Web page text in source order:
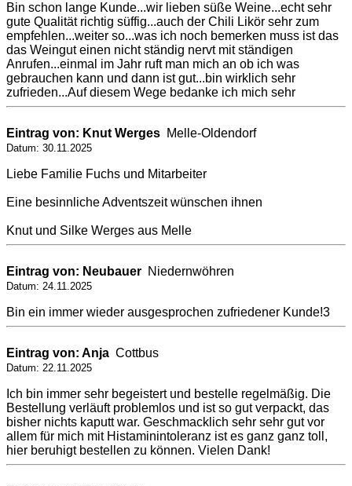
Bin schon lange Kunde...wir lieben süße Weine...echt sehr
gute Qualität richtig süffig...auch der Chili Likör sehr zum
empfehlen...weiter so...was ich noch bemerken muss ist das
das Weingut einen nicht ständig nervt mit ständigen
Anrufen...einmal im Jahr ruft man mich an ob ich was
gebrauchen kann und dann ist gut...bin wirklich sehr
zufrieden...Auf diesem Wege bedanke ich mich sehr
Eintrag von: Knut Werges Melle-Oldendorf
Datum: 30.11.2025
Liebe Familie Fuchs und Mitarbeiter
Eine besinnliche Adventszeit wünschen ihnen
Knut und Silke Werges aus Melle
Eintrag von: Neubauer Niedernwöhren
Datum: 24.11.2025
Bin ein immer wieder ausgesprochen zufriedener Kunde!3
Eintrag von: Anja Cottbus
Datum: 22.11.2025
Ich bin immer sehr begeistert und bestelle regelmäßig. Die
Bestellung verläuft problemlos und ist so gut verpackt, das
bisher nichts kaputt war. Geschmacklich sehr sehr gut vor
allem für mich mit Histaminintoleranz ist es ganz ganz toll,
hier beruhigt bestellen zu können. Vielen Dank!